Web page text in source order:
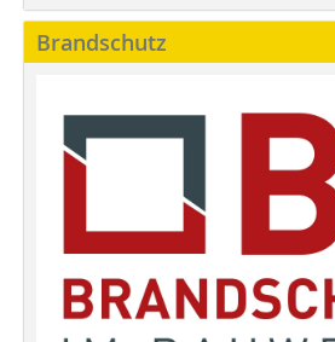
Brandschutz